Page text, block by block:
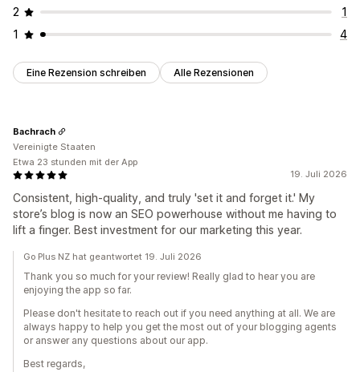
2
1
1
4
Eine Rezension schreiben Alle Rezensionen
19. Juli 2026
Consistent, high-quality, and truly 'set it and forget it.' My
store’s blog is now an SEO powerhouse without me having to
lift a finger. Best investment for our marketing this year.
Bachrach
Vereinigte Staaten
Etwa 23 stunden mit der App
Go Plus NZ hat geantwortet 19. Juli 2026
Thank you so much for your review! Really glad to hear you are
enjoying the app so far.
Please don't hesitate to reach out if you need anything at all. We are
always happy to help you get the most out of your blogging agents
or answer any questions about our app.
Best regards,